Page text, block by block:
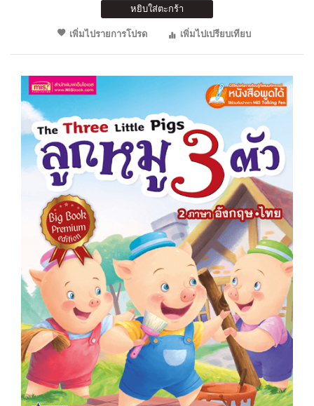
หยิบใส่ตะกร้า
เพิ่มไปรายการโปรด
เพิ่มไปเปรียบเทียบ